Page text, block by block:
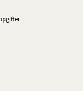
i nytt fönster.